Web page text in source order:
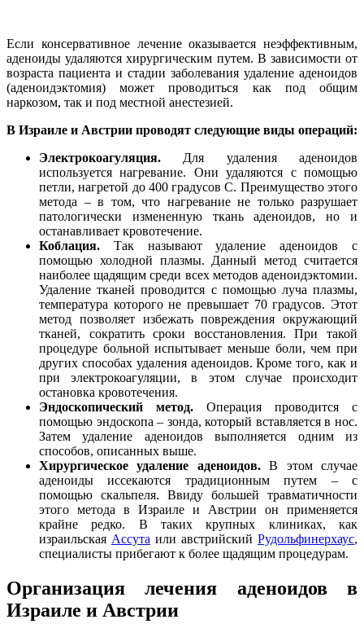
Если консервативное лечение оказывается неэффективным,
аденоиды удаляются хирургическим путем. В зависимости от
возраста пациента и стадии заболевания удаление аденоидов
(аденоидэктомия) может проводиться как под общим
наркозом, так и под местной анестезией.
В Израиле и Австрии проводят следующие виды операций:
Электрокоагуляция. Для удаления аденоидов
используется нагревание. Они удаляются с помощью
петли, нагретой до 400 градусов С. Преимущество этого
метода – в том, что нагревание не только разрушает
патологически измененную ткань аденоидов, но и
останавливает кровотечение.
Коблация. Так называют удаление аденоидов с
помощью холодной плазмы. Данный метод считается
наиболее щадящим среди всех методов аденоидэктомии.
Удаление тканей проводится с помощью луча плазмы,
температура которого не превышает 70 градусов. Этот
метод позволяет избежать повреждения окружающий
тканей, сократить сроки восстановления. При такой
процедуре больной испытывает меньше боли, чем при
других способах удаления аденоидов. Кроме того, как и
при электрокоагуляции, в этом случае происходит
остановка кровотечения.
Эндоскопический метод. Операция проводится с
помощью эндоскопа – зонда, который вставляется в нос.
Затем удаление аденоидов выполняется одним из
способов, описанных выше.
Хирургическое удаление аденоидов.В этом случае
аденоиды иссекаются традиционным путем – с
помощью скальпеля. Ввиду большей травматичности
этого метода в Израиле и Австрии он применяется
крайне редко. В таких крупных клиниках, как
израильская Ассута или австрийский Рудольфинерхаус,
специалисты прибегают к более щадящим процедурам.
Организация лечения аденоидов в
Израиле и Австрии